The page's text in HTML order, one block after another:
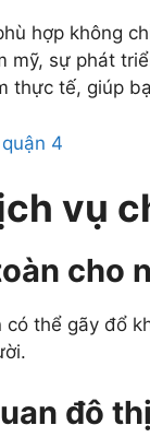
hợp không
mỹ, sự phát
thực tế, giúp
vụ
cho
có thể gãy đổ
đô thị